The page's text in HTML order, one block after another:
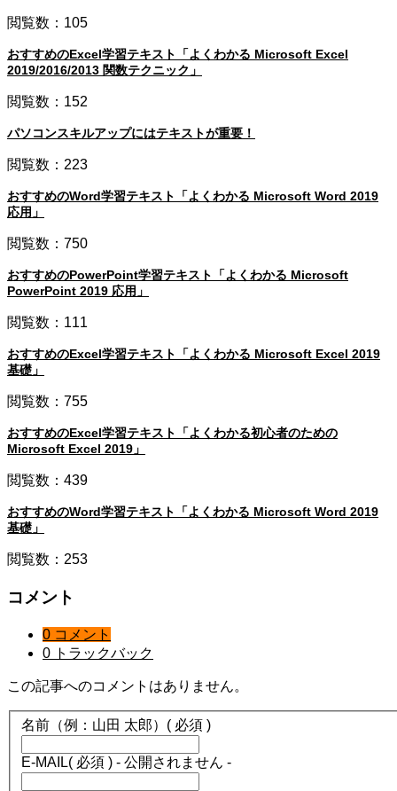
閲覧数：105
おすすめのExcel学習テキスト「よくわかる Microsoft Excel
2019/2016/2013 関数テクニック」
閲覧数：152
パソコンスキルアップにはテキストが重要！
閲覧数：223
おすすめのWord学習テキスト「よくわかる Microsoft Word 2019
応用」
閲覧数：750
おすすめのPowerPoint学習テキスト「よくわかる Microsoft
PowerPoint 2019 応用」
閲覧数：111
おすすめのExcel学習テキスト「よくわかる Microsoft Excel 2019
基礎」
閲覧数：755
おすすめのExcel学習テキスト「よくわかる初心者のための
Microsoft Excel 2019」
閲覧数：439
おすすめのWord学習テキスト「よくわかる Microsoft Word 2019
基礎」
閲覧数：253
コメント
0 コメント
0 トラックバック
この記事へのコメントはありません。
名前（例：山田 太郎） ( 必須 )
E-MAIL( 必須 ) - 公開されません -